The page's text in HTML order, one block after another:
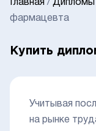
Главная / Дипломы
фармацевта
Купить
Учитывая
на рынке